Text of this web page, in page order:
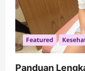
Featured
Panduan